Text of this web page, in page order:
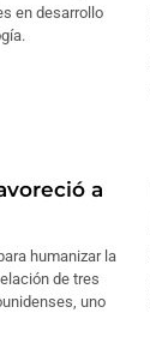
en desarrollo
a
humanizar la
de tres
uno